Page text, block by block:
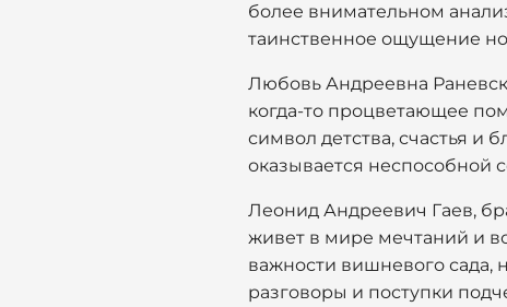
более внимательном
таинственное ощущение
Любовь Андреевна
когда-то процветающее
символ детства, счастья и
оказывается неспособной
Леонид Андреевич Гаев,
живет в мире мечтаний и
важности вишневого сада,
разговоры и поступки